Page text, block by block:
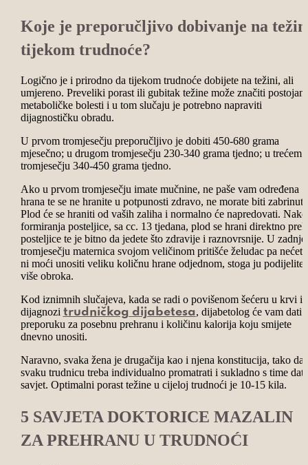
Koje je preporučljivo dobivanje na
tijekom trudnoće?
Logično je i prirodno da tijekom trudnoće dobijete na težini, ali
umjereno. Preveliki porast ili gubitak težine može značiti
metaboličke bolesti i u tom slučaju je potrebno napraviti
dijagnostičku obradu.
U prvom tromjesečju preporučljivo je dobiti 450-680 grama
mjesečno; u drugom tromjesečju 230-340 grama tjedno; u trećem
tromjesečju 340-450 grama tjedno.
Ako u prvom tromjesečju imate mučnine, ne paše vam određena
hrana te se ne hranite u potpunosti zdravo, ne morate biti zabrinuti.
Plod će se hraniti od vaših zaliha i normalno će napredovati.
formiranja posteljice, sa cc. 13 tjedana, plod se hrani direktno
posteljice te je bitno da jedete što zdravije i raznovrsnije. U
tromjesečju maternica svojom veličinom pritišće želudac pa nećete
ni moći unositi veliku količnu hrane odjednom, stoga ju podijelite
više obroka.
Kod iznimnih slučajeva, kada se radi o povišenom šećeru u krvi ili
dijagnozi trudničkog dijabetesa, dijabetolog će vam dati
preporuku za posebnu prehranu i količinu kalorija koju smijete
dnevno unositi.
Naravno, svaka žena je drugačija kao i njena konstitucija, tako da
svaku trudnicu treba individualno promatrati i sukladno s time dati
savjet. Optimalni porast težine u cijeloj trudnoći je 10-15 kila.
5 SAVJETA DOKTORICE MAZALIN
ZA PREHRANU U TRUDNOĆI